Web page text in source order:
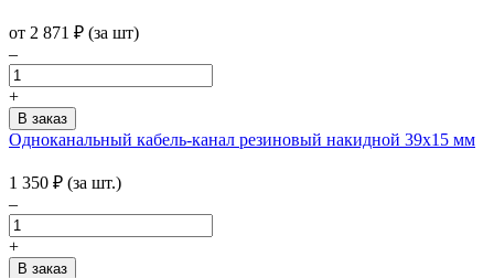
от 2 871 ₽ (за шт)
–
+
Одноканальный кабель-канал резиновый накидной 39х15 мм
1 350 ₽ (за шт.)
–
+